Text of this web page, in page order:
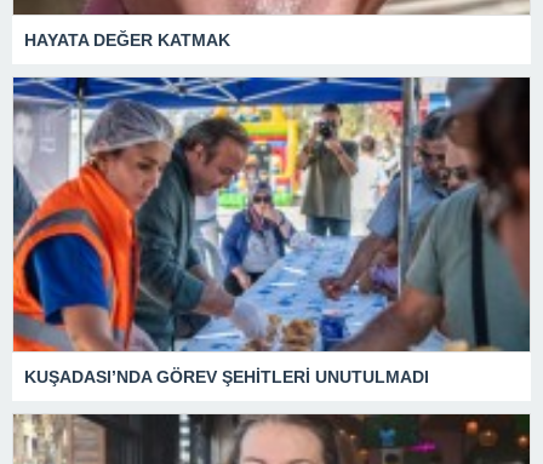
HAYATA DEĞER KATMAK
KUŞADASI’NDA GÖREV ŞEHİTLERİ UNUTULMADI